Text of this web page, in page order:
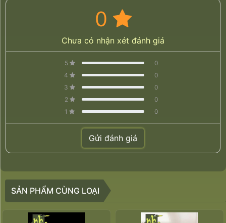
0
Chưa có nhận xét đánh giá
5
0
4
0
3
0
2
0
1
0
Gửi đánh giá
SẢN PHẨM CÙNG LOẠI